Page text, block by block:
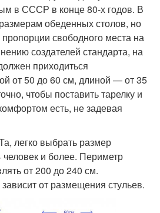
в СССР в конце 80-х годов. В
обеденных столов, но
свободного места на
создателей стандарта, на
приходиться
от 50 до 60 см, длиной — от 35
чтобы поставить тарелку и
есть, не задевая
легко выбрать размер
человек и более. Периметр
от 200 до 240 см.
от размещения стульев.